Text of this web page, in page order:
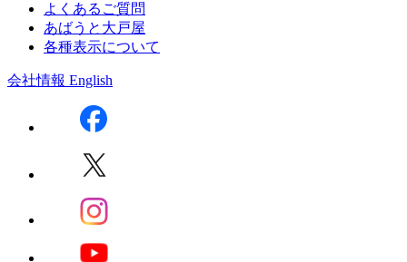
よくあるご質問
あばうと大戸屋
各種表示について
会社情報 English